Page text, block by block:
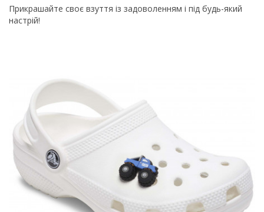
Прикрашайте своє взуття із задоволенням і під будь-який
настрій!